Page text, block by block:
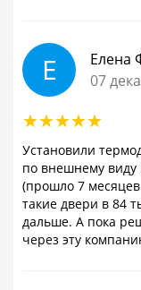
Е
Елена
07
Установили
по внешнему виду
(прошло 7
такие двери в 84
дальше. А пока
через эту